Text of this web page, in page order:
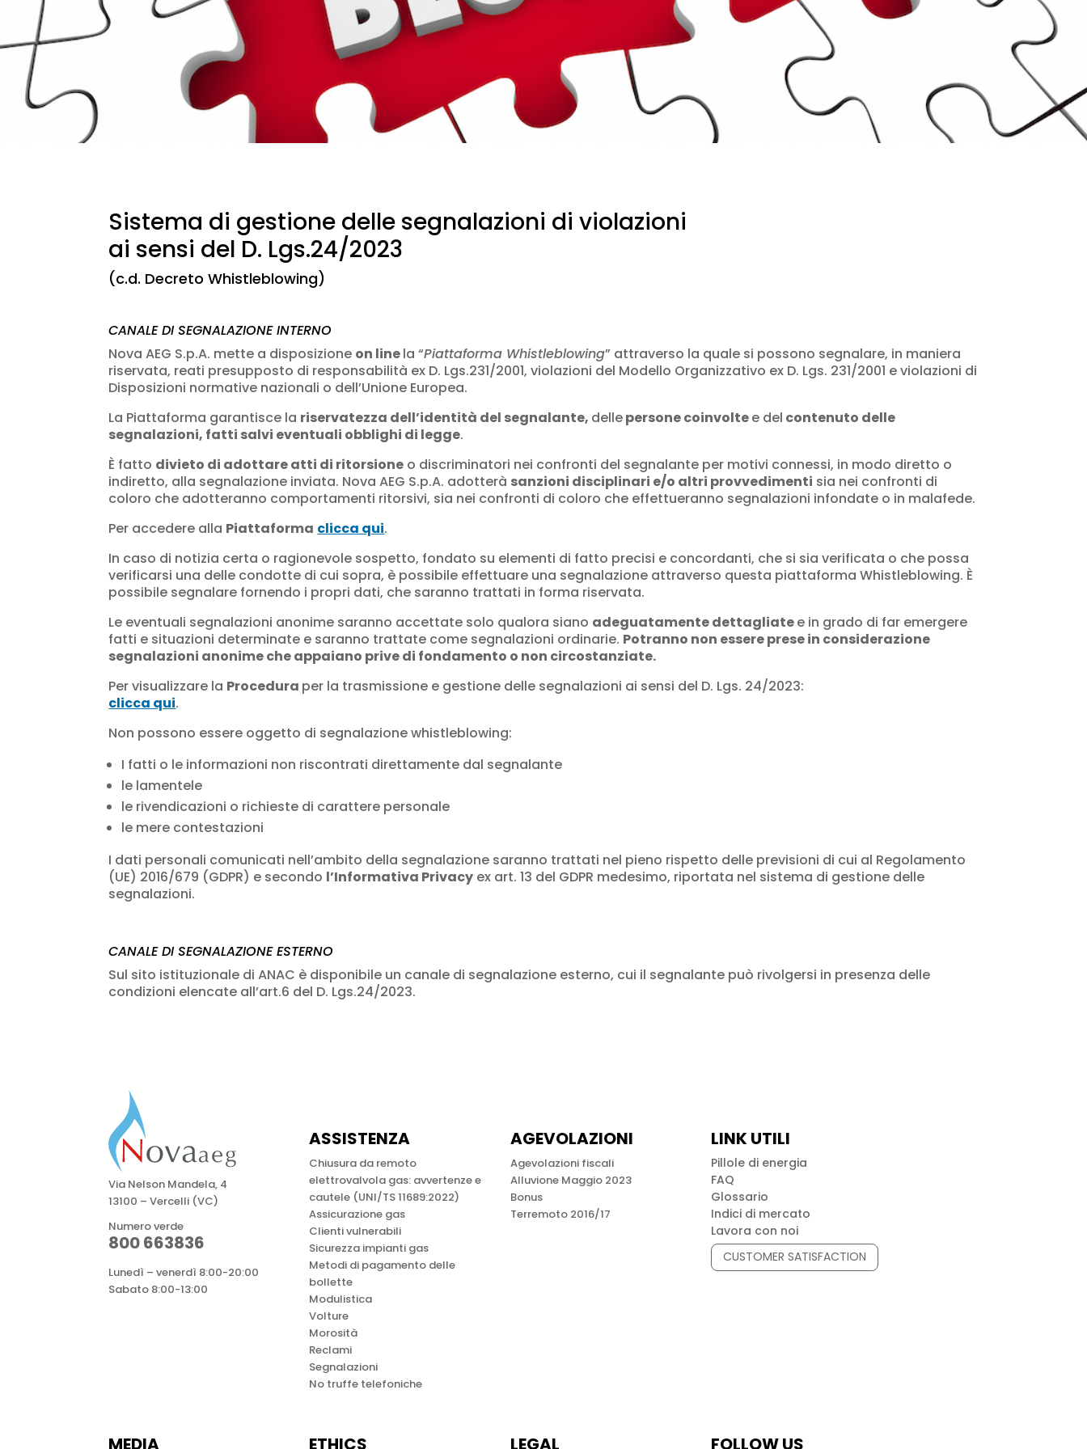
Sistema di gestione delle segnalazioni di violazioni
ai sensi del D. Lgs.24/2023
(c.d. Decreto Whistleblowing)
CANALE DI SEGNALAZIONE INTERNO
Nova AEG S.p.A. mette a disposizione on linela “Piattaforma Whistleblowing” attraverso la quale si possono segnalare, in maniera
riservata, reati presupposto di responsabilità ex D. Lgs.231/2001, violazioni del Modello Organizzativo ex D. Lgs. 231/2001 e violazioni di
Disposizioni normative nazionali o dell’Unione Europea.
La Piattaforma garantisce la riservatezza dell’identità del segnalante, dellepersone coinvoltee del contenuto delle
segnalazioni, fatti salvi eventuali obblighi di legge.
È fatto divieto di adottare atti di ritorsione o discriminatori nei confronti del segnalante per motivi connessi, in modo diretto o
indiretto, alla segnalazione inviata. Nova AEG S.p.A. adotterà sanzioni disciplinari e/o altri provvedimenti sia nei confronti di
coloro che adotteranno comportamenti ritorsivi, sia nei confronti di coloro che effettueranno segnalazioni infondate o in malafede.
Per accedere alla Piattaforma clicca qui.
In caso di notizia certa o ragionevole sospetto, fondato su elementi di fatto precisi e concordanti, che si sia verificata o che possa
verificarsi una delle condotte di cui sopra, è possibile effettuare una segnalazione attraverso questa piattaforma Whistleblowing. È
possibile segnalare fornendo i propri dati, che saranno trattati in forma riservata.
Le eventuali segnalazioni anonime saranno accettate solo qualora siano adeguatamente dettagliatee in grado di far emergere
fatti e situazioni determinate e saranno trattate come segnalazioni ordinarie. Potranno non essere prese in considerazione
segnalazioni anonime che appaiano prive di fondamento o non circostanziate.
Per visualizzare la Procedura per la trasmissione e gestione delle segnalazioni ai sensi del D. Lgs. 24/2023:
clicca qui.
Non possono essere oggetto di segnalazione whistleblowing:
I fatti o le informazioni non riscontrati direttamente dal segnalante
le lamentele
le rivendicazioni o richieste di carattere personale
le mere contestazioni
I dati personali comunicati nell’ambito della segnalazione saranno trattati nel pieno rispetto delle previsioni di cui al Regolamento
(UE) 2016/679 (GDPR) e secondo l’Informativa Privacy ex art. 13 del GDPR medesimo, riportata nel sistema di gestione delle
segnalazioni.
CANALE DI SEGNALAZIONE ESTERNO
Sul sito istituzionale di ANAC è disponibile un canale di segnalazione esterno, cui il segnalante può rivolgersi in presenza delle
condizioni elencate all’art.6 del D. Lgs.24/2023.
Via Nelson Mandela, 4
13100 – Vercelli (VC)
Numero verde
800 663836
Lunedì – venerdì 8:00-20:00
Sabato 8:00-13:00
ASSISTENZA
Chiusura da remoto
elettrovalvola gas: avvertenze e
cautele (UNI/TS 11689:2022)
Assicurazione gas
Clienti vulnerabili
Sicurezza impianti gas
Metodi di pagamento delle
bollette
Modulistica
Volture
Morosità
Reclami
Segnalazioni
No truffe telefoniche
AGEVOLAZIONI
Agevolazioni fiscali
Alluvione Maggio 2023
Bonus
Terremoto 2016/17
LINK UTILI
Pillole di energia
FAQ
Glossario
Indici di mercato
Lavora con noi
CUSTOMER SATISFACTION
MEDIA ETHICS LEGAL FOLLOW US